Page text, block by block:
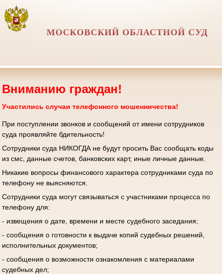
МОСКОВСКИЙ ОБЛАСТНОЙ СУД
Вниманию граждан!
Участились случаи телефонного мошенничества!
При поступлении звонков и сообщений от имени сотрудников
суда проявляйте бдительность!
Сотрудники суда НИКОГДА не будут просить Вас сообщать коды
из смс, данные счетов, банковских карт, иные личные данные.
Никакие вопросы финансового характера сотрудниками суда по
телефону не выясняются.
Сотрудники суда могут связываться с участниками процесса по
телефону для:
- извещения о дате, времени и месте судебного заседания;
- сообщения о готовности к выдаче копий судебных решений,
исполнительных документов;
- сообщения о возможности ознакомления с материалами
судебных дел;